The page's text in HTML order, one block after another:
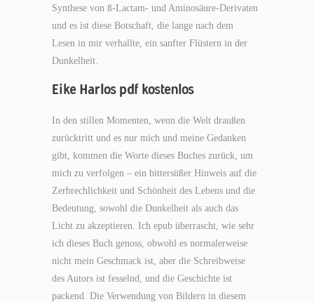
Synthese von ß-Lactam- und Aminosäure-Derivaten
und es ist diese Botschaft, die lange nach dem
Lesen in mir verhallte, ein sanfter Flüstern in der
Dunkelheit.
Eike Harlos pdf kostenlos
In den stillen Momenten, wenn die Welt draußen
zurücktritt und es nur mich und meine Gedanken
gibt, kommen die Worte dieses Buches zurück, um
mich zu verfolgen – ein bittersüßer Hinweis auf die
Zerbrechlichkeit und Schönheit des Lebens und die
Bedeutung, sowohl die Dunkelheit als auch das
Licht zu akzeptieren. Ich epub überrascht, wie sehr
ich dieses Buch genoss, obwohl es normalerweise
nicht mein Geschmack ist, aber die Schreibweise
des Autors ist fesselnd, und die Geschichte ist
packend. Die Verwendung von Bildern in diesem